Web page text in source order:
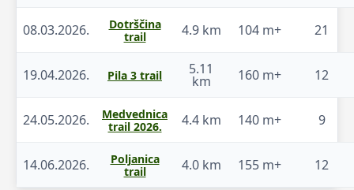
08.03.2026.
Dotrščina
trail
4.9 km 104 m+ 21
19.04.2026. Pila 3 trail 5.11
km 160 m+ 12
24.05.2026.
Medvednica
trail 2026.
4.4 km 140 m+ 9
14.06.2026.
Poljanica
trail
4.0 km 155 m+ 12